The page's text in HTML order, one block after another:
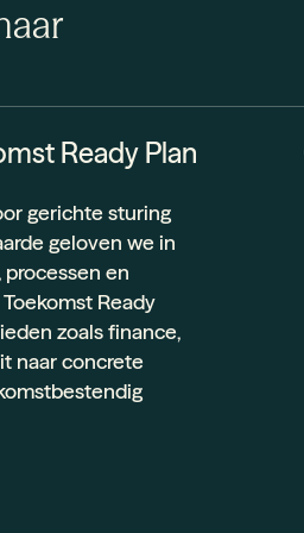
Ready Plan
gerichte sturing
geloven we in
en
Ready
zoals finance,
naar concrete